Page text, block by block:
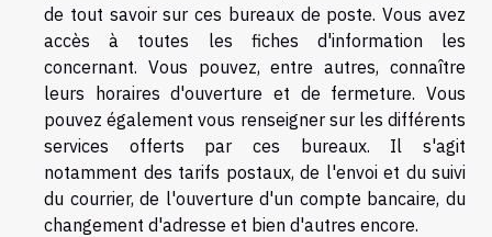
de tout savoir sur ces bureaux de poste. Vous avez
accès à toutes les fiches d'information les
concernant. Vous pouvez, entre autres, connaître
leurs horaires d'ouverture et de fermeture. Vous
pouvez également vous renseigner sur les différents
services offerts par ces bureaux. Il s'agit
notamment des tarifs postaux, de l'envoi et du suivi
du courrier, de l'ouverture d'un compte bancaire, du
changement d'adresse et bien d'autres encore.